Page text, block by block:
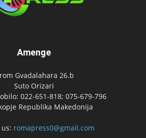
Amenge
Gvadalahara 26.b
Suto Orizari
022-651-818; 075-679-796
Republika Makedonija
romapress0@gmail.com